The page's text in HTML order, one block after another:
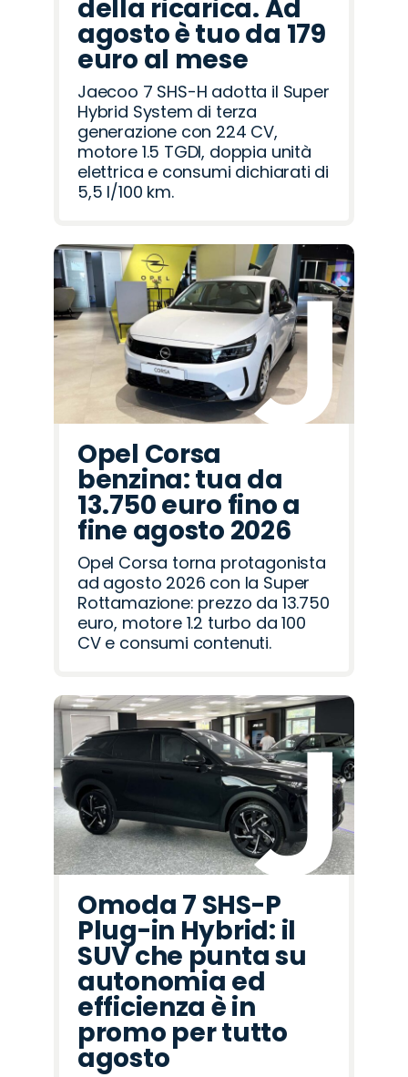
della ricarica. Ad
agosto è tuo da 179
euro al mese
Jaecoo 7 SHS-H adotta il Super
Hybrid System di terza
generazione con 224 CV,
motore 1.5 TGDI, doppia unità
elettrica e consumi dichiarati di
5,5 l/100 km.
Opel Corsa
benzina: tua da
13.750 euro fino a
fine agosto 2026
Opel Corsa torna protagonista
ad agosto 2026 con la Super
Rottamazione: prezzo da 13.750
euro, motore 1.2 turbo da 100
CV e consumi contenuti.
Omoda 7 SHS-P
Plug-in Hybrid: il
SUV che punta su
autonomia ed
efficienza è in
promo per tutto
agosto